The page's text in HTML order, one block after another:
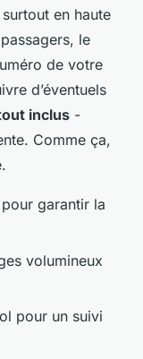
en haute
le
de votre
d’éventuels
inclus -
Comme ça,
garantir la
volumineux
pour un suivi